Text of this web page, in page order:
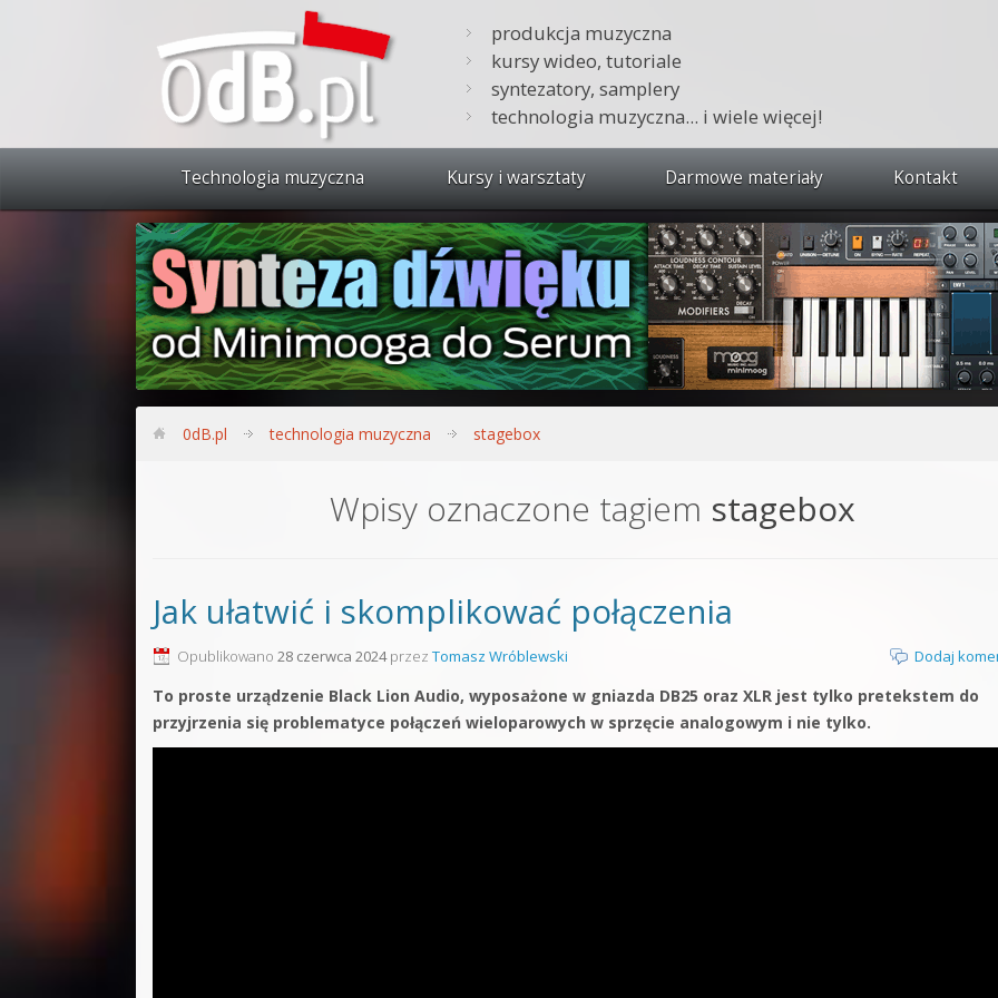
produkcja muzyczna
kursy wideo, tutoriale
syntezatory, samplery
technologia muzyczna... i wiele więcej!
Technologia muzyczna Kursy i warsztaty
Zobacz wszystkie kursy i warsztaty
Synteza dźwięku 🔥
Produkcja muzyczna w praktyce
Bitwig Studio od podstaw
Sound Forge od podstaw
Kontakt 5 Kompendium
Pakiety
Darmowe materiały Kontakt
0dB.pl technologia muzyczna stagebox
Wpisy oznaczone tagiem stagebox
Jak ułatwić i skomplikować połączenia
Opublikowano 28 czerwca 2024przez Tomasz Wróblewski Dodaj
To proste urządzenie Black Lion Audio, wyposażone w gniazda DB25 oraz XLR jest tylko pretekstem do
przyjrzenia się problematyce połączeń wieloparowych w sprzęcie analogowym i nie tylko.